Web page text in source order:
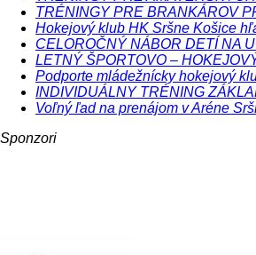
TRÉNINGY PRE BRANKÁROV
Hokejový klub HK Sršne Košice
CELOROČNÝ NÁBOR DETÍ NA
LETNÝ ŠPORTOVO –
Podporte mládežnícky hokejový
INDIVIDUÁLNY TRÉNING
Voľný ľad na prenájom v Aréne
Sponzori